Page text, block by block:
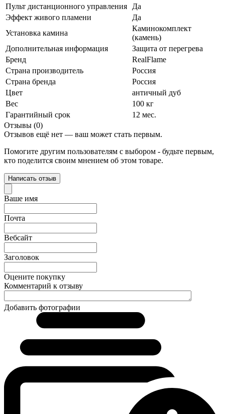
Пульт дистанционного управления
Да
Эффект живого пламени
Да
Установка камина
Каминокомплект
(камень)
Дополнительная информация
Защита от перегрева
Бренд
RealFlame
Страна производитель
Россия
Страна бренда
Россия
Цвет
античный дуб
Вес
100 кг
Гарантийный срок
12 мес.
Отзывы (0)
Отзывов ещё нет — ваш может стать первым.
Помогите другим пользователям с выбором - будьте первым,
кто поделится своим мнением об этом товаре.
Написать отзыв
Ваше имя
Почта
Вебсайт
Заголовок
Оцените покупку
Комментарий к отзыву
Добавить фотографии